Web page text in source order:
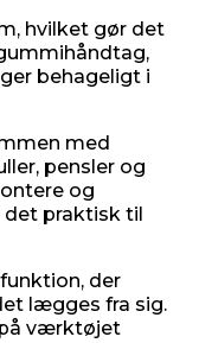
hvilket gør det
behageligt i
med
pensler og
og
praktisk til
der
lægges fra sig.
værktøjet